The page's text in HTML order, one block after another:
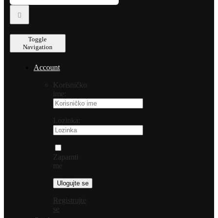
Toggle
Navigation
Account
Korisničko
ime:
Lozinka:
Zapamti
me
Registrujte
se